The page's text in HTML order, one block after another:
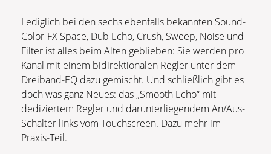
Lediglich bei den sechs ebenfalls bekannten Sound-
Color-FX Space, Dub Echo, Crush, Sweep, Noise und
Filter ist alles beim Alten geblieben: Sie werden pro
Kanal mit einem bidirektionalen Regler unter dem
Dreiband-EQ dazu gemischt. Und schließlich gibt es
doch was ganz Neues: das „Smooth Echo“ mit
dediziertem Regler und darunterliegendem An/Aus-
Schalter links vom Touchscreen. Dazu mehr im
Praxis-Teil.